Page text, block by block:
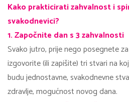
Kako prakticirati zahvalnost i
svakodnevici?
1. Započnite dan s 3 zahvalnosti
Svako jutro, prije nego posegnete
izgovorite (ili zapišite) tri stvari na
budu jednostavne, svakodnevne
zdravlje, mogućnost novog dana.